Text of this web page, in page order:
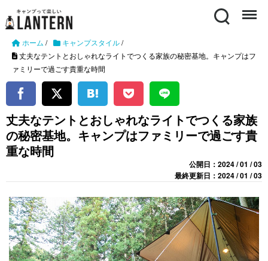
Search Menu
ホーム / キャンプスタイル/
丈夫なテントとおしゃれなライトでつくる家族の秘密基地。キャンプはフ
ァミリーで過ごす貴重な時間
丈夫なテントとおしゃれなライトでつくる家族
の秘密基地。キャンプはファミリーで過ごす貴
重な時間
公開日：2024 / 01 / 03
最終更新日：2024 / 01 / 03